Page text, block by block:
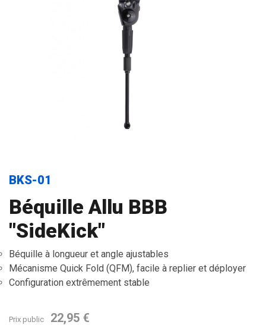
BKS-01
Béquille Allu BBB
"SideKick"
Béquille à longueur et angle ajustables
Mécanisme Quick Fold (QFM), facile à replier et déployer
Configuration extrêmement stable
Prix public 22,95 €